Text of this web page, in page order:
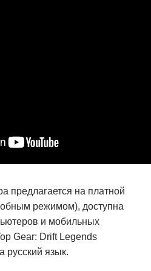
предлагается на платной
режимом), доступна
и мобильных
Gear: Drift Legends
русский язык.